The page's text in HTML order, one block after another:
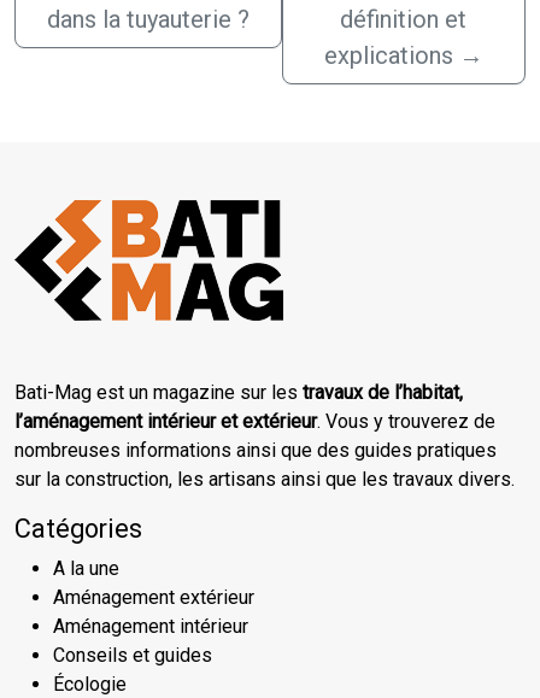
dans la tuyauterie ?
définition et
explications →
Bati-Mag est un magazine sur les travaux de l’habitat,
l’aménagement intérieur et extérieur. Vous y trouverez de
nombreuses informations ainsi que des guides pratiques
sur la construction, les artisans ainsi que les travaux divers.
Catégories
A la une
Aménagement extérieur
Aménagement intérieur
Conseils et guides
Écologie